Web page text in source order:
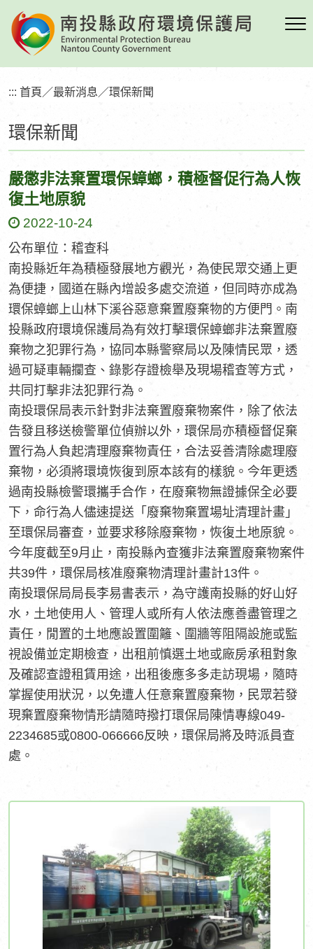
到
要
區
塊環保新聞
::: 首頁 ／最新消息 ／環保新聞
嚴懲非法棄置環保蟑螂，積極督促行為人恢
復土地原貌
2022-10-24
公布單位：稽查科
​南投縣近年為積極發展地方觀光，為使民眾交通上更
為便捷，國道在縣內增設多處交流道，但同時亦成為
環保蟑螂上山林下溪谷惡意棄置廢棄物的方便門。南
投縣政府環境保護局為有效打擊環保蟑螂非法棄置廢
棄物之犯罪行為，協同本縣警察局以及陳情民眾，透
過可疑車輛攔查、錄影存證檢舉及現場稽查等方式，
共同打擊非法犯罪行為。
南投環保局表示針對非法棄置廢棄物案件，除了依法
告發且移送檢警單位偵辦以外，環保局亦積極督促棄
置行為人負起清理廢棄物責任，合法妥善清除處理廢
棄物，必須將環境恢復到原本該有的樣貌。今年更透
過南投縣檢警環攜手合作，在廢棄物無證據保全必要
下，命行為人儘速提送「廢棄物棄置場址清理計畫」
至環保局審查，並要求移除廢棄物，恢復土地原貌。
今年度截至9月止，南投縣內查獲非法棄置廢棄物案件
共39件，環保局核准廢棄物清理計畫計13件。
南投環保局局長李易書表示，為守護南投縣的好山好
水，土地使用人、管理人或所有人依法應善盡管理之
責任，閒置的土地應設置圍籬、圍牆等阻隔設施或監
視設備並定期檢查，出租前慎選土地或廠房承租對象
及確認查證租賃用途，出租後應多多走訪現場，隨時
掌握使用狀況，以免遭人任意棄置廢棄物，民眾若發
現棄置廢棄物情形請隨時撥打環保局陳情專線049-
2234685或0800-066666反映，環保局將及時派員查
處。